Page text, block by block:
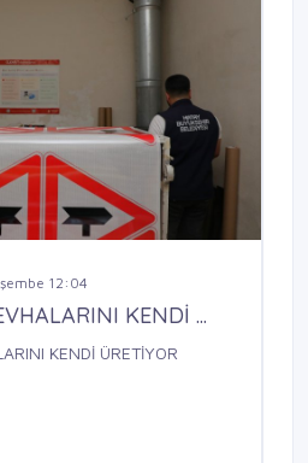
12:04
KENDİ ...
KENDİ ÜRETİYOR